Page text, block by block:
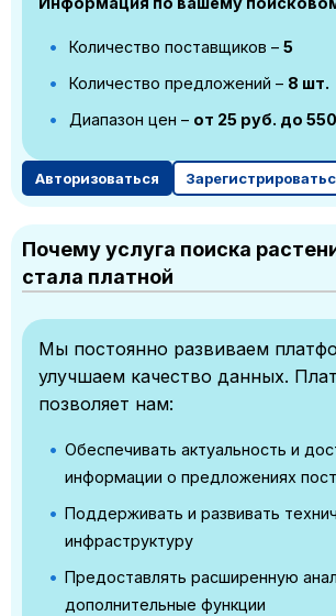
Количество поставщиков – 5
Количество предложений – 8 шт.
Диапазон цен – от 25 руб. до
Авторизоваться
Почему услуга поиска
стала платной
Мы постоянно развиваем
улучшаем качество данных.
позволяет нам:
Обеспечивать актуальность и
информации о предложениях
Поддерживать и развивать
инфраструктуру
Предоставлять расширенную
дополнительные функции